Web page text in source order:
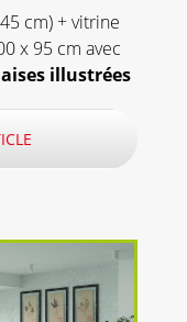
cm) + vitrine
x 95 cm avec
illustrées